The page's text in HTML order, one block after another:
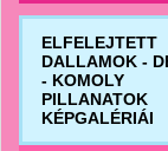
ELFELEJTETT
DALLAMOK -
- KOMOLY
PILLANATOK
KÉPGALÉRIÁI